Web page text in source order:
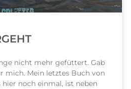
nicht mehr gefüttert. Gab
mich. Mein letztes Buch von
hier noch einmal, ist neben